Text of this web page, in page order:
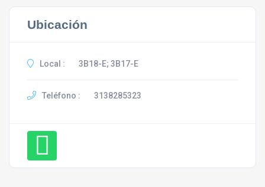
Ubicación
Local : 3B18-E; 3B17-E
Teléfono : 3138285323